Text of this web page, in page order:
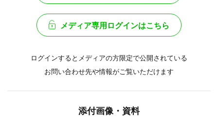
メディア専用ログインはこちら
ログインするとメディアの方限定で公開されている
お問い合わせ先や情報がご覧いただけます
添付画像・資料